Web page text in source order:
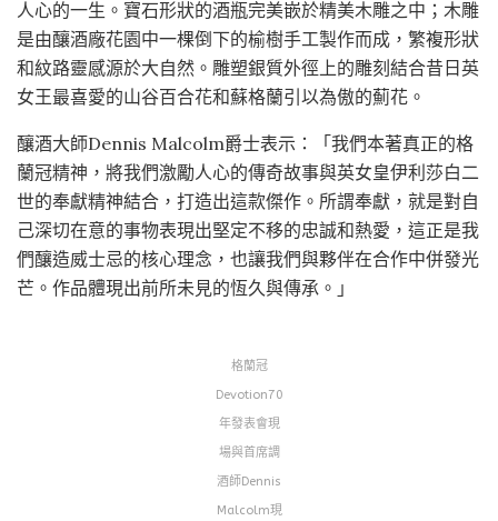
人心的一生。寶石形狀的酒瓶完美嵌於精美木雕之中；木雕
是由釀酒廠花園中一棵倒下的榆樹手工製作而成，繁複形狀
和紋路靈感源於大自然。雕塑銀質外徑上的雕刻結合昔日英
女王最喜愛的山谷百合花和蘇格蘭引以為傲的薊花。
釀酒大師Dennis Malcolm爵士表示：「我們本著真正的格
蘭冠精神，將我們激勵人心的傳奇故事與英女皇伊利莎白二
世的奉獻精神結合，打造出這款傑作。所謂奉獻，就是對自
己深切在意的事物表現出堅定不移的忠誠和熱愛，這正是我
們釀造威士忌的核心理念，也讓我們與夥伴在合作中併發光
芒。作品體現出前所未見的恆久與傳承。」
格蘭冠
Devotion70
年發表會現
場與首席調
酒師Dennis
Malcolm現